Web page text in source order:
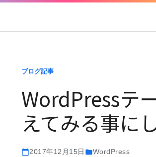
ブログ記事
WordPressテ
えてみる事に
calendar_today2017年12月15日 folderWordPress